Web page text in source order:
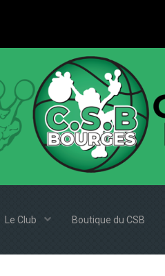
Le Club Boutique du CSB